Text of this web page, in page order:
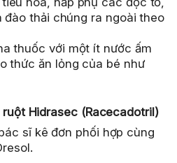
đào thải chúng ra ngoài theo
thuốc với một ít nước ấm
thức ăn lỏng của bé như
Hidrasec (Racecadotril)
sĩ kê đơn phối hợp cùng